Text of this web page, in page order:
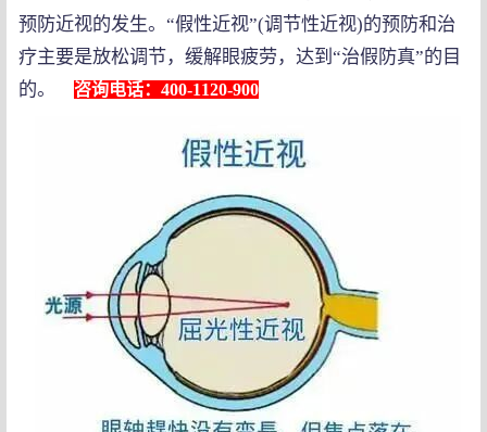
预防近视的发生。“假性近视”(调节性近视)的预防和治
疗主要是放松调节，缓解眼疲劳，达到“治假防真”的目
的。 咨询电话：400-1120-900